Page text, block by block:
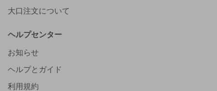
大口注文について
ヘルプセンター
お知らせ
ヘルプとガイド
利用規約